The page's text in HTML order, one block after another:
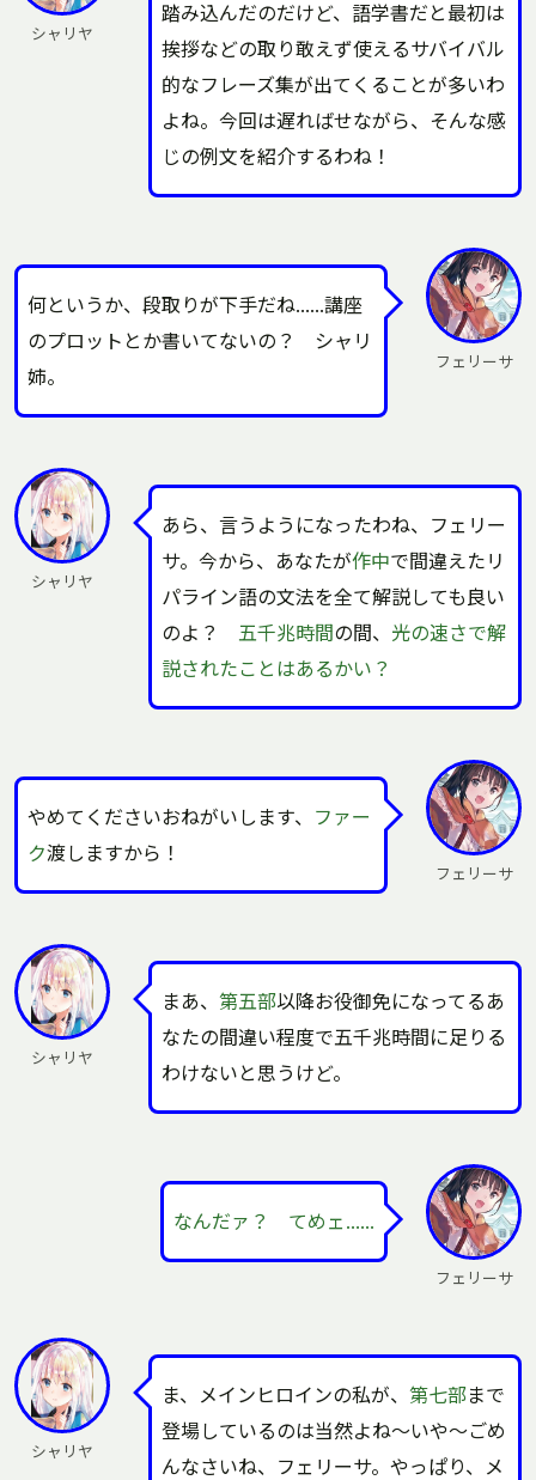
シャリヤ
踏み込んだのだけど、語学書だと最初は
挨拶などの取り敢えず使えるサバイバル
的なフレーズ集が出てくることが多いわ
よね。今回は遅ればせながら、そんな感
じの例文を紹介するわね！
フェリーサ
何というか、段取りが下手だね……講座
のプロットとか書いてないの？ シャリ
姉。
シャリヤ
あら、言うようになったわね、フェリー
サ。今から、あなたが作中で間違えたリ
パライン語の文法を全て解説しても良い
のよ？ 五千兆時間の間、 光の速さで解
説されたことはあるかい？
フェリーサ
やめてくださいおねがいします、 ファー
ク渡しますから！
シャリヤ
まあ、 第五部以降お役御免になってるあ
なたの間違い程度で五千兆時間に足りる
わけないと思うけど。
フェリーサ
なんだァ？ てめェ……
シャリヤ
ま、メインヒロインの私が、 第七部まで
登場しているのは当然よね～いや～ごめ
んなさいね、フェリーサ。やっぱり、メ